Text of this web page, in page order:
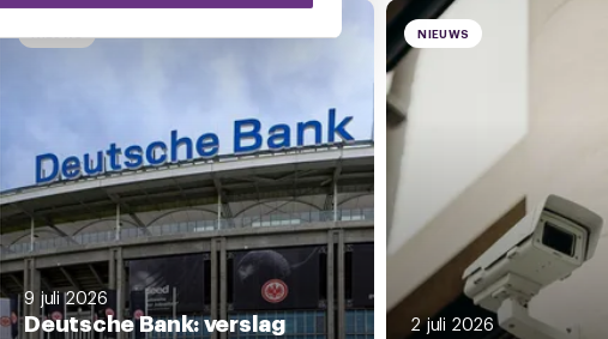
9 juli 2026
Deutsche Bank: verslag
NIEUWS
2 juli 2026